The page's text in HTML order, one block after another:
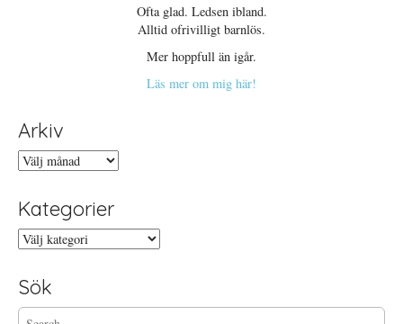
Ofta glad. Ledsen ibland.
Alltid ofrivilligt barnlös.
Mer hoppfull än igår.
Läs mer om mig här!
Arkiv
Arkiv
Kategorier
Kategorier
Sök
S